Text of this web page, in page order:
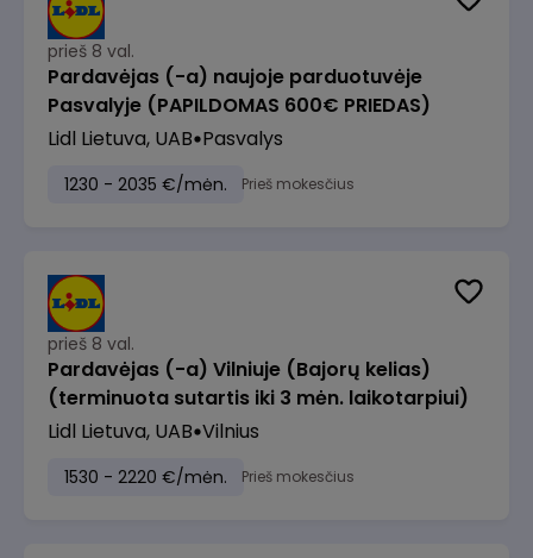
prieš 8 val.
Pardavėjas (-a) naujoje parduotuvėje
Pasvalyje (PAPILDOMAS 600€ PRIEDAS)
Lidl Lietuva, UAB Pasvalys
1230 - 2035 €/mėn. Prieš mokesčius
prieš 8 val.
Pardavėjas (-a) Vilniuje (Bajorų kelias)
(terminuota sutartis iki 3 mėn. laikotarpiui)
Lidl Lietuva, UAB Vilnius
1530 - 2220 €/mėn. Prieš mokesčius